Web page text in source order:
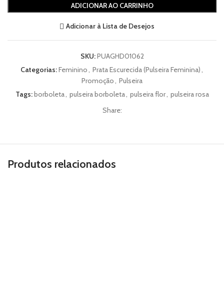
ADICIONAR AO CARRINHO
Adicionar à Lista de Desejos
SKU:PUAGHD01062
Categorias:Feminino Prata Escurecida (Pulseira Feminina)
Promoção
Pulseira
Tags:borboleta pulseira borboleta pulseira flor pulseira rosa
Share:
Produtos relacionados